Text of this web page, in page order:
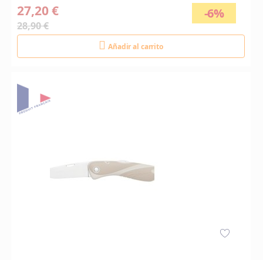
-6%
27,20 €
28,90 €
Añadir al carrito